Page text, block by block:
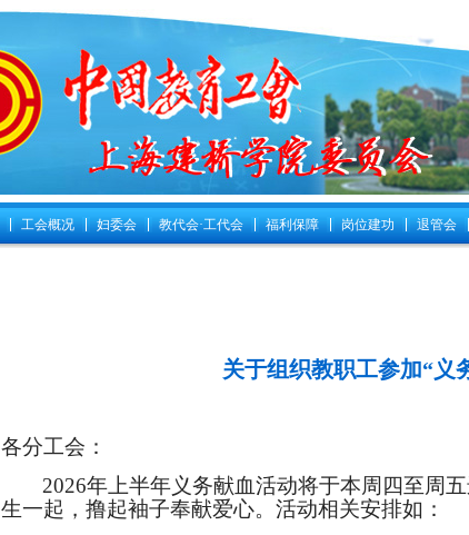
工会概况 妇委会 教代会·工代会 福利保障 岗位建功 退管会
关于组织教职工参加“义
各分工会：
2026年上半年义务献血活动将于本周四至周
生一起，撸起袖子奉献爱心。活动相关安排如：